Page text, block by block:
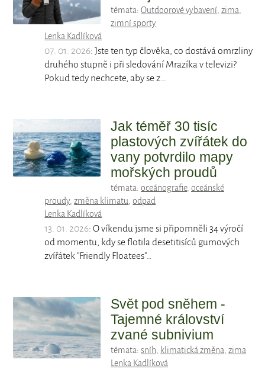
témata: Outdoorové vybavení, zima,
zimní sporty
Lenka Kadlíková
07. 01. 2026: Jste ten typ člověka, co dostává omrzliny
druhého stupně i při sledování Mrazíka v televizi?
Pokud tedy nechcete, aby se z…
Jak téměř 30 tisíc
plastových zvířátek do
vany potvrdilo mapy
mořských proudů
témata: oceánografie, oceánské
proudy,změna klimatu,odpad
Lenka Kadlíková
13. 01. 2026: O víkendu jsme si připomněli 34 výročí
od momentu, kdy se flotila desetitisíců gumových
zvířátek "Friendly Floatees"…
Svět pod sněhem -
Tajemné království
zvané subnivium
témata: sníh, klimatická změna, zima
Lenka Kadlíková